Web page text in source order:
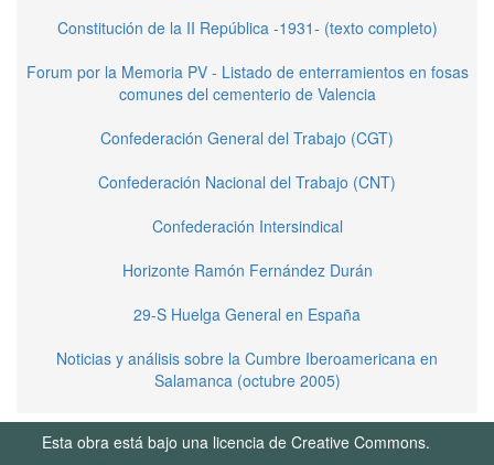
Constitución de la II República -1931- (texto completo)
Forum por la Memoria PV - Listado de enterramientos en fosas
comunes del cementerio de Valencia
Confederación General del Trabajo (CGT)
Confederación Nacional del Trabajo (CNT)
Confederación Intersindical
Horizonte Ramón Fernández Durán
29-S Huelga General en España
Noticias y análisis sobre la Cumbre Iberoamericana en
Salamanca (octubre 2005)
Esta obra está bajo una licencia de Creative Commons.